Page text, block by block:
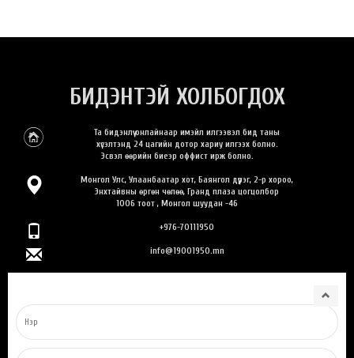
БИДЭНТЭЙ ХОЛБОГДОХ
Та бидэнлүү онлайнаар имэйл илгээвэл бид таны
хүсэлтэнд 24 цагийн дотор хариу илгээх болно.
Эсвэл өөрийн биеэр оффист ирж болно.
Монгол Улс, Улаанбаатар хот, Баянгол дүүрэг, 2-р хороо,
Энхтайвны өргөн чөлөө, Гранд плаза цогцолбор
1006 тоот , Монгол шуудан -46
+976-70111950
info@19001950.mn